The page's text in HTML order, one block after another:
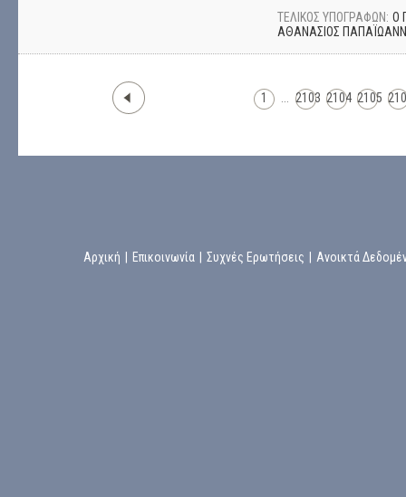
ΤΕΛΙΚΟΣ ΥΠΟΓΡΑΦΩΝ: Ο
ΑΘΑΝΑΣΙΟΣ
1 2103 2104 2105
Αρχική Επικοινωνία Συχνές Ερωτήσεις Ανοικτά